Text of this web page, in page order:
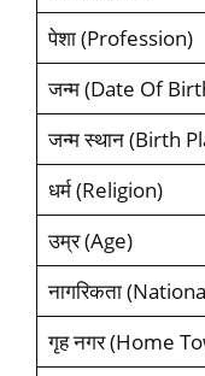
पेशा (Profession)
जन्म (Date Of
जन्म स्थान (Birth
धर्म (Religion)
उम्र (Age)
नागरिकता
गृह नगर (Home